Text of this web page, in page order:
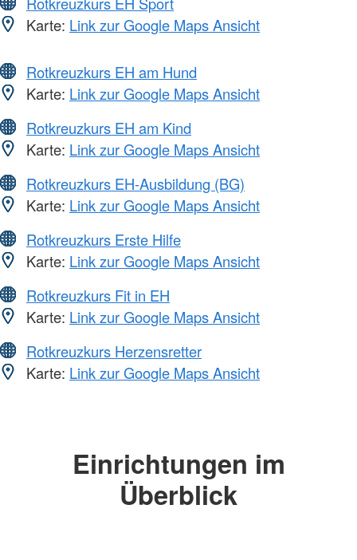
Karte: Link zur Google Maps Ansicht
Rotkreuzkurs EH am Hund
Karte: Link zur Google Maps Ansicht
Rotkreuzkurs EH am Kind
Karte: Link zur Google Maps Ansicht
Rotkreuzkurs EH-Ausbildung (BG)
Karte: Link zur Google Maps Ansicht
Rotkreuzkurs Erste Hilfe
Karte: Link zur Google Maps Ansicht
Rotkreuzkurs Fit in EH
Karte: Link zur Google Maps Ansicht
Rotkreuzkurs Herzensretter
Karte: Link zur Google Maps Ansicht
Einrichtungen im
Überblick